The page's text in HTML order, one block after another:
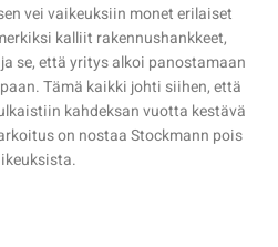
vei vaikeuksiin monet erilaiset
kalliit rakennushankkeet,
se, että yritys alkoi panostamaan
Tämä kaikki johti siihen, että
kahdeksan vuotta kestävä
on nostaa Stockmann pois